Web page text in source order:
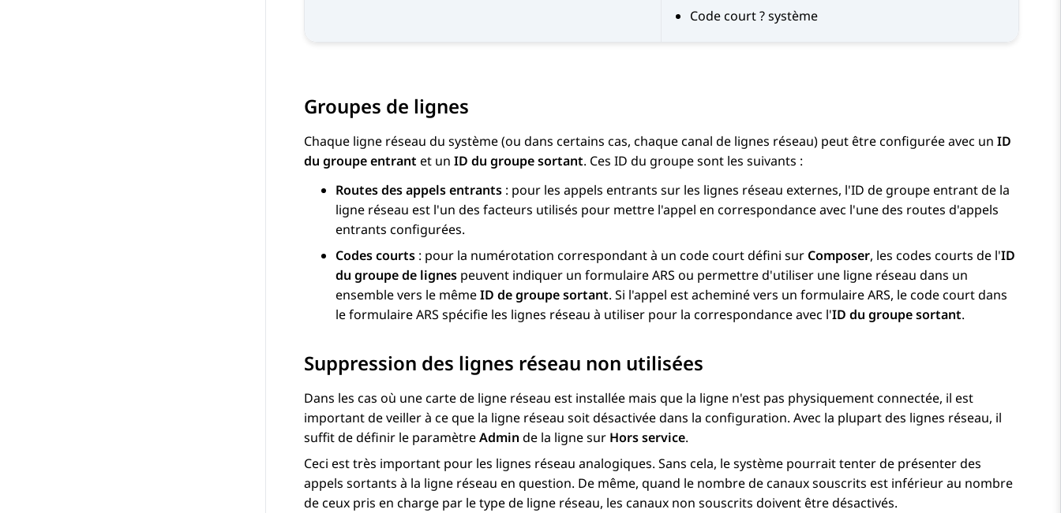
Code court ? système
Groupes de lignes
Chaque ligne réseau du système (ou dans certains cas, chaque canal de lignes réseau) peut être configurée avec un ID
du groupe entrant et un ID du groupe sortant. Ces ID du groupe sont les suivants :
Routes des appels entrants : pour les appels entrants sur les lignes réseau externes, l'ID de groupe entrant de la
ligne réseau est l'un des facteurs utilisés pour mettre l'appel en correspondance avec l'une des routes d'appels
entrants configurées.
Codes courts : pour la numérotation correspondant à un code court défini sur Composer, les codes courts de l'ID
du groupe de lignes peuvent indiquer un formulaire ARS ou permettre d'utiliser une ligne réseau dans un
ensemble vers le mêmeID de groupe sortant. Si l'appel est acheminé vers un formulaire ARS, le code court dans
le formulaire ARS spécifie les lignes réseau à utiliser pour la correspondance avec l'ID du groupe sortant.
Suppression des lignes réseau non utilisées
Dans les cas où une carte de ligne réseau est installée mais que la ligne n'est pas physiquement connectée, il est
important de veiller à ce que la ligne réseau soit désactivée dans la configuration. Avec la plupart des lignes réseau, il
suffit de définir le paramètreAdmin de la ligne sur Hors service.
Ceci est très important pour les lignes réseau analogiques. Sans cela, le système pourrait tenter de présenter des
appels sortants à la ligne réseau en question. De même, quand le nombre de canaux souscrits est inférieur au nombre
de ceux pris en charge par le type de ligne réseau, les canaux non souscrits doivent être désactivés.